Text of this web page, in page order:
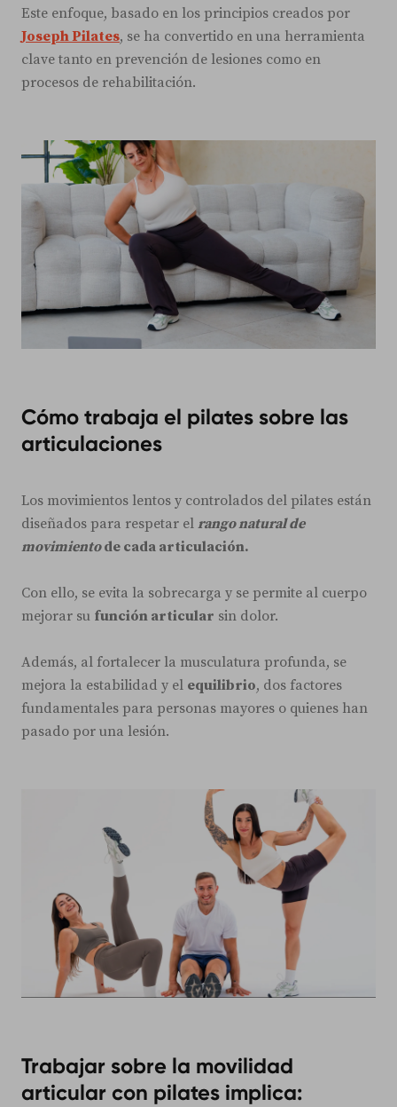
Este enfoque, basado en los principios creados por
Joseph Pilates, se ha convertido en una herramienta
clave tanto en prevención de lesiones como en
procesos de rehabilitación.
Cómo trabaja el pilates sobre las
articulaciones
Los movimientos lentos y controlados del pilates están
diseñados para respetar el rango natural de
movimientode cada articulación.
Con ello, se evita la sobrecarga y se permite al cuerpo
mejorar su función articular sin dolor.
Además, al fortalecer la musculatura profunda, se
mejora la estabilidad y el equilibrio, dos factores
fundamentales para personas mayores o quienes han
pasado por una lesión.
Trabajar sobre la movilidad
articular con pilates implica: